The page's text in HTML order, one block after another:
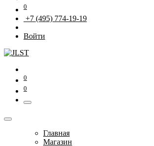
0
+7 (495) 774-19-19
Войти
0
0
Главная
Магазин